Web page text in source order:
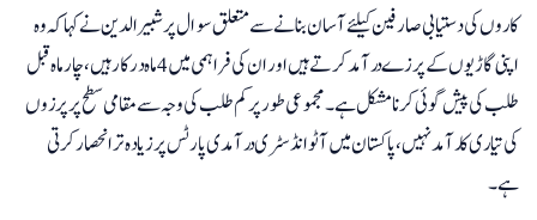
کاروں کی دستیابی صارفین کیلئے آسان بنانے سے متعلق سوال پر شبیر الدین نے کہا کہ وہ
اپنی گاڑیوں کے پرزے درآمد کرتے ہیں اور ان کی فراہمی میں 4 ماہ درکار ہیں، چار ماہ قبل
طلب کی پیش گوئی کرنا مشکل ہے۔ مجموعی طور پر کم طلب کی وجہ سے مقامی سطح پر پرزوں
کی تیاری کارآمد نہیں، پاکستان میں آٹو انڈسٹری درآمدی پارٹس پر زیادہ تر انحصار کرتی
ہے۔